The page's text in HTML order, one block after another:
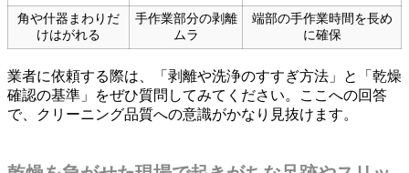
角や什器まわりだ
けはがれる
手作業部分の剥離
ムラ
端部の手作業時間を長め
に確保
業者に依頼する際は、「剥離や洗浄のすすぎ方法」と「乾燥
確認の基準」をぜひ質問してみてください。ここへの回答
で、クリーニング品質への意識がかなり見抜けます。